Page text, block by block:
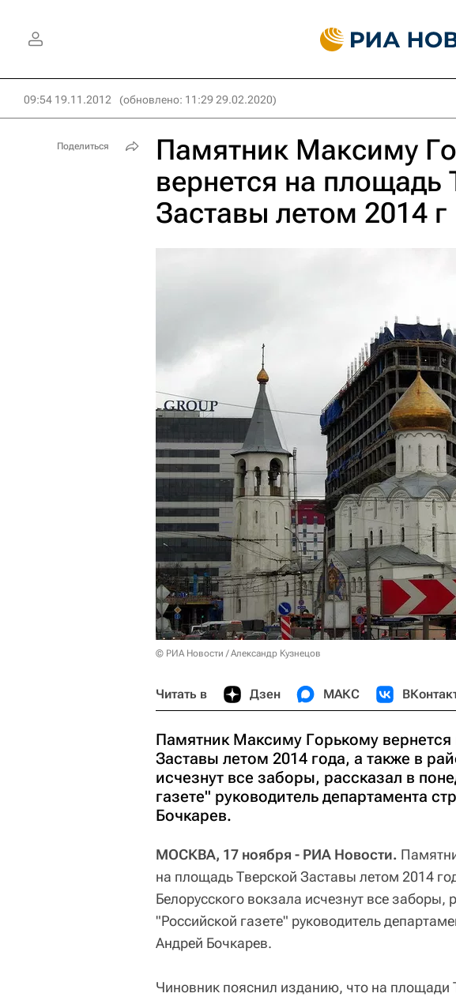
09:54 19.11.2012 (обновлено: 11:29 29.02.2020)
Памятник Максиму
вернется на площадь
Заставы летом 2014 г
© РИА Новости / Александр Кузнецов
Читать в Дзен МАКС
Памятник Максиму Горькому
Заставы летом 2014 года, а также в
исчезнут все заборы, рассказал в
газете" руководитель департамента
Бочкарев.
МОСКВА, 17 ноября - РИА Новости.
на площадь Тверской Заставы летом 2014
Белорусского вокзала исчезнут все заборы,
"Российской газете" руководитель
Андрей Бочкарев.
Чиновник пояснил изданию, что на площади
Поделиться